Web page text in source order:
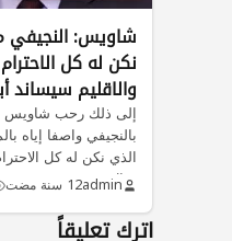
شاويس: النجيفي
نكن له كل الاحترام
والاقليم سيساند
الموصل في تحرير
مدينتهم
إلى ذلك رحب شاويس
بالنجيفي واصفا إياه
الذي نكن له كل
وقال…
admin12 سنة مضت
اترك تعليقاً